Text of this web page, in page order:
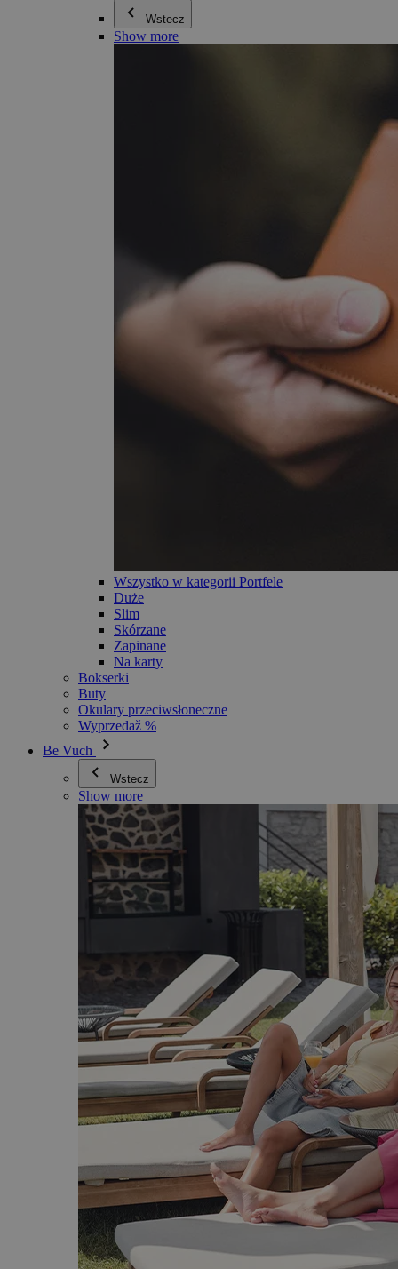
Wstecz
Show more
Wszystko w kategorii Portfele
Duże
Slim
Skórzane
Zapinane
Na karty
Bokserki
Buty
Okulary przeciwsłoneczne
Wyprzedaž %
Be Vuch
Wstecz
Show more